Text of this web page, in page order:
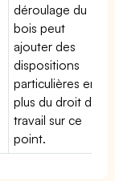
déroulage du
bois peut
ajouter des
dispositions
particulières en
plus du droit du
travail sur ce
point.